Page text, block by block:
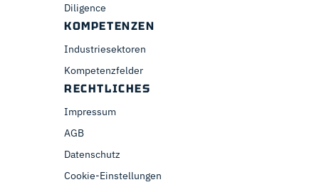
Diligence
KOMPETENZEN
Industriesektoren
Kompetenzfelder
RECHTLICHES
Impressum
AGB
Datenschutz
Cookie-Einstellungen